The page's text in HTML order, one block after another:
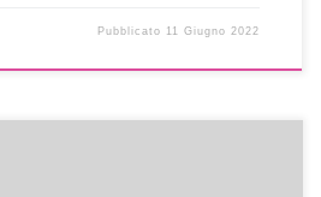
Pubblicato 11 Giugno 2022